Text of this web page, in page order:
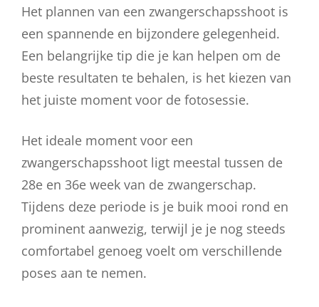
Het plannen van een zwangerschapsshoot is
een spannende en bijzondere gelegenheid.
Een belangrijke tip die je kan helpen om de
beste resultaten te behalen, is het kiezen van
het juiste moment voor de fotosessie.
Het ideale moment voor een
zwangerschapsshoot ligt meestal tussen de
28e en 36e week van de zwangerschap.
Tijdens deze periode is je buik mooi rond en
prominent aanwezig, terwijl je je nog steeds
comfortabel genoeg voelt om verschillende
poses aan te nemen.